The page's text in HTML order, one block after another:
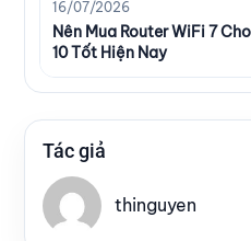
16/07/2026
Nên Mua Router WiFi 7
10 Tốt Hiện Nay
Tác giả
thinguyen